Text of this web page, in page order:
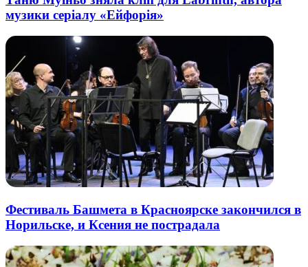
музики серіалу «Ейфорія»
Фестиваль Башмета в Красноярске закончился в
Норильске, и Ксения не пострадала